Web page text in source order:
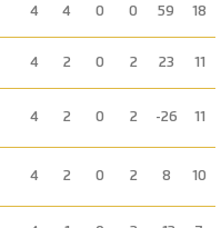
4 4 0 0 59 18
4 2 0 2 23 11
4 2 0 2 -26 11
4 2 0 2 8 10